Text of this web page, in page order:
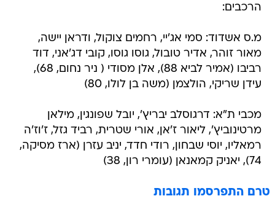
הרכבים:
מ.ס אשדוד: סמי אג'יי, רחמים צוקול, ודראן יישה,
מאור זוהר, אדיר טובול, גוסו גוסו, קובי דג'אני, דוד
רביבו (אמיר לביא 88), אלן מסודי ( ניר נחום, 68),
עידן שריקי, הולצמן (משה בן לולו, 80)
מכבי ת"א: דרגוסלב יבריץ', יובל שפונגין, מילאן
מרטינוביץ', ליאור ז'אן, אורי שטרית, רביד גזל, ז'וז'ה
רמאליו, יוסי שבחון, רודי חדד, יניב עזרן (ארז מסיקה,
74), יאניק קמאנאן (עומרי רון, 38)
טרם התפרסמו תגובות